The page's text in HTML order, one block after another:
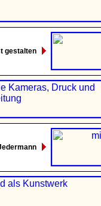
gestalten